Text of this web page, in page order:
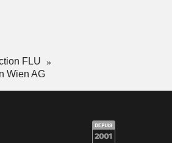
FLU
Wien AG